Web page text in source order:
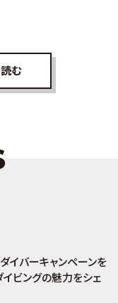
む
イバーキャンペーンを
イビングの魅力をシェ